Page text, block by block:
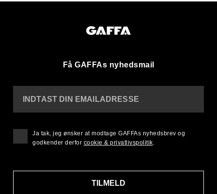
Få GAFFAs nyhedsmail
INDTAST DIN EMAILADRESSE
TILMELD
Ja tak, jeg ønsker at modtage GAFFAs nyhedsbrev og
godkender derfor cookie & privatlivspolitik.